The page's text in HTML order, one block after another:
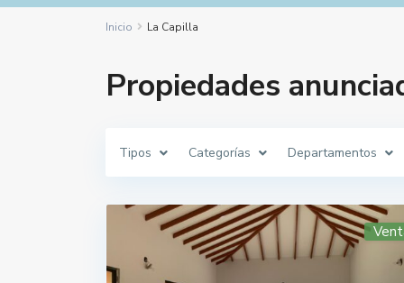
Inicio La Capilla
Propiedades
Tipos Categorías Departamentos